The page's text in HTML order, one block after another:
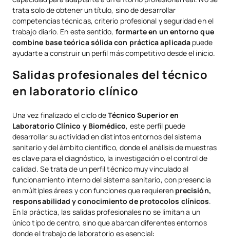
trata solo de obtener un título, sino de desarrollar
competencias técnicas, criterio profesional y seguridad en el
trabajo diario. En este sentido, formarte en un entorno que
combine base teórica sólida con práctica aplicada puede
ayudarte a construir un perfil más competitivo desde el inicio.
Salidas profesionales del técnico
en laboratorio clínico
Una vez finalizado el ciclo deTécnico Superior en
Laboratorio Clínico y Biomédico, este perfil puede
desarrollar su actividad en distintos entornos del sistema
sanitario y del ámbito científico, donde el análisis de muestras
es clave para el diagnóstico, la investigación o el control de
calidad. Se trata de un perfil técnico muy vinculado al
funcionamiento interno del sistema sanitario, con presencia
en múltiples áreas y con funciones que requieren precisión,
responsabilidad y conocimiento de protocolos clínicos.
En la práctica, las salidas profesionales no se limitan a un
único tipo de centro, sino que abarcan diferentes entornos
donde el trabajo de laboratorio es esencial: